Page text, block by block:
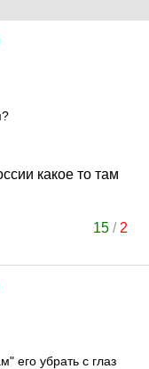
какое то там
15 / 2
его убрать с глаз